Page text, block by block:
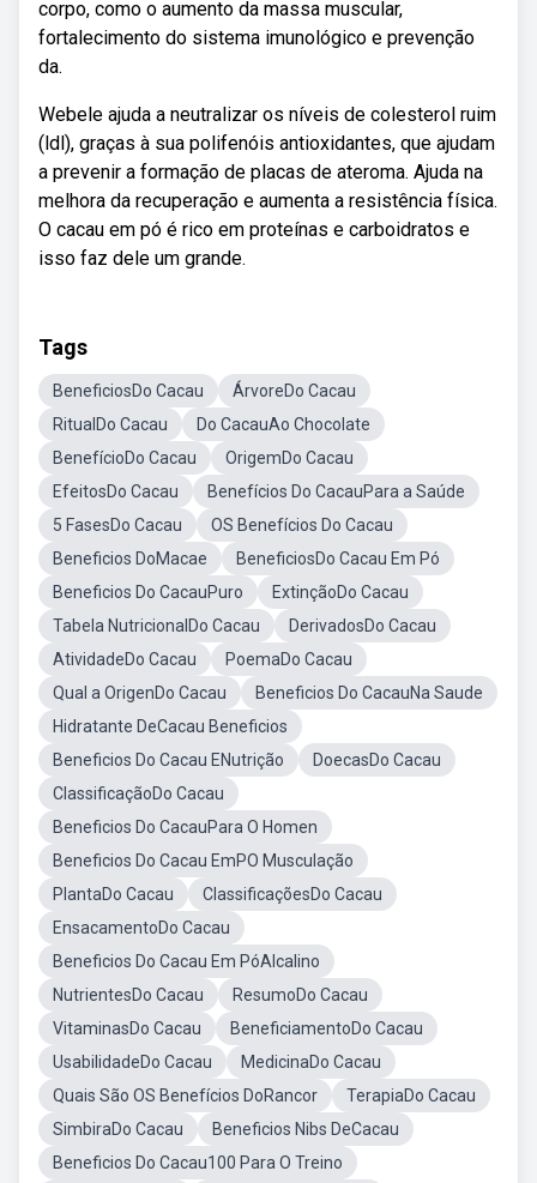
corpo, como o aumento da massa muscular,
fortalecimento do sistema imunológico e prevenção
da.
Webele ajuda a neutralizar os níveis de colesterol ruim
(ldl), graças à sua polifenóis antioxidantes, que ajudam
a prevenir a formação de placas de ateroma. Ajuda na
melhora da recuperação e aumenta a resistência física.
O cacau em pó é rico em proteínas e carboidratos e
isso faz dele um grande.
Tags
BeneficiosDo Cacau
ÁrvoreDo Cacau
RitualDo Cacau
Do CacauAo Chocolate
BenefícioDo Cacau
OrigemDo Cacau
EfeitosDo Cacau
Benefícios Do CacauPara a Saúde
5 FasesDo Cacau
OS Benefícios Do Cacau
Beneficios DoMacae
BeneficiosDo Cacau Em Pó
Beneficios Do CacauPuro
ExtinçãoDo Cacau
Tabela NutricionalDo Cacau
DerivadosDo Cacau
AtividadeDo Cacau
PoemaDo Cacau
Qual a OrigenDo Cacau
Beneficios Do CacauNa Saude
Hidratante DeCacau Beneficios
Beneficios Do Cacau ENutrição
DoecasDo Cacau
ClassificaçãoDo Cacau
Beneficios Do CacauPara O Homen
Beneficios Do Cacau EmPO Musculação
PlantaDo Cacau
ClassificaçõesDo Cacau
EnsacamentoDo Cacau
Beneficios Do Cacau Em PóAlcalino
NutrientesDo Cacau
ResumoDo Cacau
VitaminasDo Cacau
BeneficiamentoDo Cacau
UsabilidadeDo Cacau
MedicinaDo Cacau
Quais São OS Benefícios DoRancor
TerapiaDo Cacau
SimbiraDo Cacau
Beneficios Nibs DeCacau
Beneficios Do Cacau100 Para O Treino